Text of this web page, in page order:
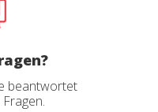
beantwortet